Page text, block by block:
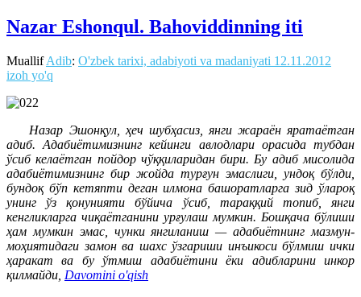
Nazar Eshonqul. Bahoviddinning iti
MuallifAdib: O'zbek tarixi, adabiyoti va madaniyati 12.11.2012
izoh yo'q
Назар Эшонқул, ҳеч шубҳасиз, янги жараён яратаётган
адиб. Адабиётимизнинг кейинги авлодлари орасида тубдан
ўсиб келаётган пойдор чўққиларидан бири. Бу адиб мисолида
адабиётимизнинг бир жойда турғун эмаслиги, ундоқ бўлди,
бундоқ бўп кетяпти деган илмона башоратларга зид ўлароқ
унинг ўз қонунияти бўйича ўсиб, тараққий топиб, янги
кенгликларга чиқаётганини урғулаш мумкин. Бошқача бўлиши
ҳам мумкин эмас, чунки янгиланиш — адабиётнинг мазмун-
моҳиятидаги замон ва шахс ўзгариши инъикоси бўлмиш ички
ҳаракат ва бу ўтмиш адабиётини ёки адибларини инкор
қилмайди, Davomini o'qish